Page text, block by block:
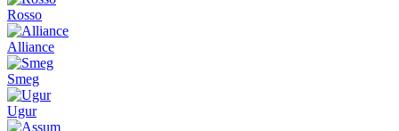
Rosso
Alliance
Smeg
Ugur